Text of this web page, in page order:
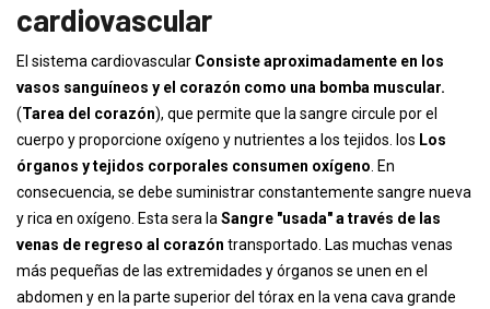
cardiovascular
El sistema cardiovascular Consiste aproximadamente en los
vasos sanguíneos y el corazón como una bomba muscular.
(Tarea del corazón), que permite que la sangre circule por el
cuerpo y proporcione oxígeno y nutrientes a los tejidos. los Los
órganos y tejidos corporales consumen oxígeno . En
consecuencia, se debe suministrar constantemente sangre nueva
y rica en oxígeno. Esta sera la Sangre "usada" a través de las
venas de regreso al corazón transportado. Las muchas venas
más pequeñas de las extremidades y órganos se unen en el
abdomen y en la parte superior del tórax en la vena cava grande